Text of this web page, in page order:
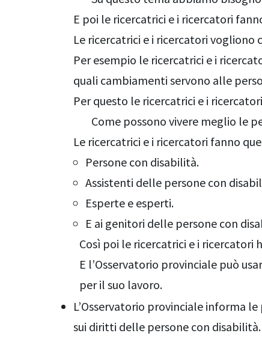
E poi le ricercatrici e i ricercatori
Le ricercatrici e i ricercatori vogliono
Per esempio le ricercatrici e i
quali cambiamenti servono alle
Per questo le ricercatrici e i
Come possono vivere meglio le
Le ricercatrici e i ricercatori fanno
Persone con disabilità.
Assistenti delle persone con
Esperte e esperti.
E ai genitori delle persone con
Così poi le ricercatrici e i
E l’Osservatorio provinciale può
per il suo lavoro.
L’Osservatorio provinciale informa
sui diritti delle persone con disabilità.